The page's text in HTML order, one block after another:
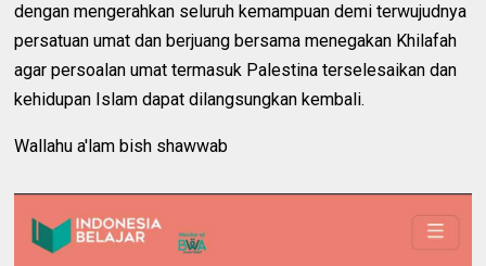
dengan mengerahkan seluruh kemampuan demi terwujudnya
persatuan umat dan berjuang bersama menegakan Khilafah
agar persoalan umat termasuk Palestina terselesaikan dan
kehidupan Islam dapat dilangsungkan kembali.
Wallahu a'lam bish shawwab